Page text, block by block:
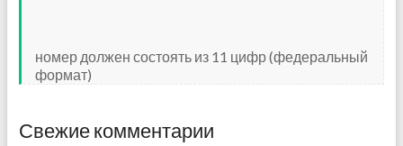
номер должен состоять из 11 цифр (федеральный
формат)
Свежие комментарии